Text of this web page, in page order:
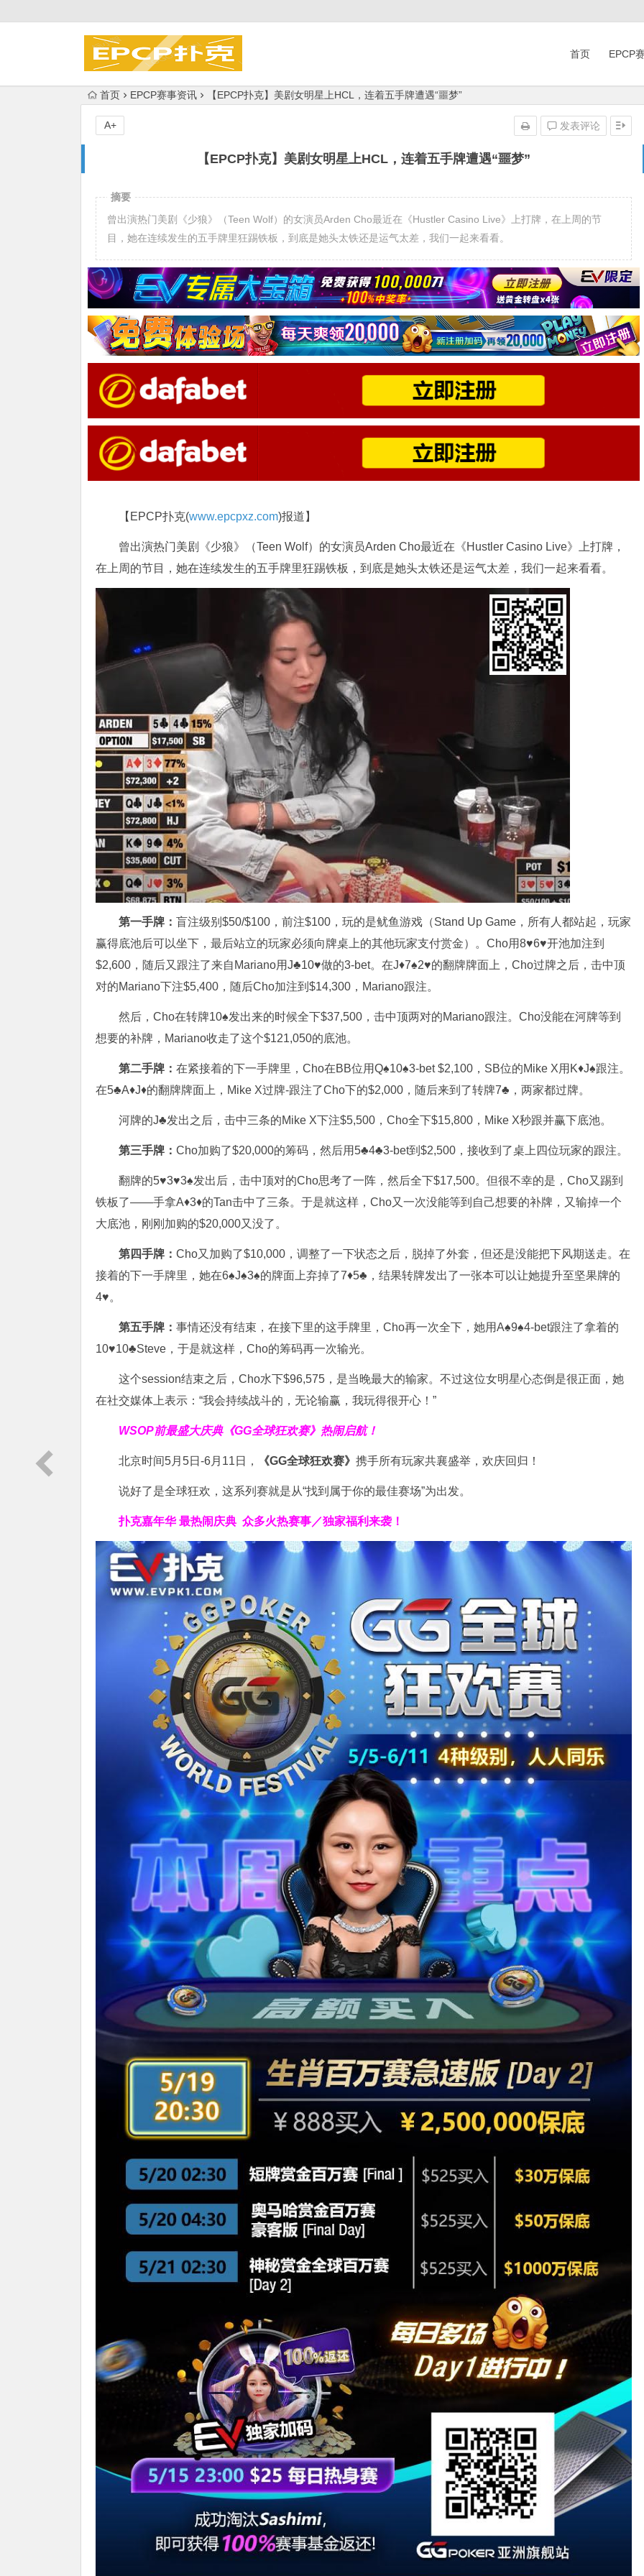
首页 EPCP
首页 EPCP赛事资讯 【EPCP扑克】美剧女明星上HCL，连着五手牌遭遇“噩梦”
【EPCP扑克】美剧女明星上HCL，连着五手牌遭遇“噩梦”
发表评论
A+
摘要
曾出演热门美剧《少狼》（Teen Wolf）的女演员Arden Cho最近在《Hustler Casino Live》上打牌，在上周的节
目，她在连续发生的五手牌里狂踢铁板，到底是她头太铁还是运气太差，我们一起来看看。
【EPCP扑克(www.epcpxz.com)报道】
曾出演热门美剧《少狼》（Teen Wolf）的女演员Arden Cho最近在《Hustler Casino Live》上打牌，
在上周的节目，她在连续发生的五手牌里狂踢铁板，到底是她头太铁还是运气太差，我们一起来看看。
第一手牌： 盲注级别$50/$100，前注$100，玩的是鱿鱼游戏（Stand Up Game，所有人都站起，玩家
赢得底池后可以坐下，最后站立的玩家必须向牌桌上的其他玩家支付赏金）。Cho用8♥6♥开池加注到
$2,600，随后又跟注了来自Mariano用J♣10♥做的3-bet。在J♦7♠2♥的翻牌牌面上，Cho过牌之后，击中顶
对的Mariano下注$5,400，随后Cho加注到$14,300，Mariano跟注。
然后，Cho在转牌10♠发出来的时候全下$37,500，击中顶两对的Mariano跟注。Cho没能在河牌等到
想要的补牌，Mariano收走了这个$121,050的底池。
第二手牌： 在紧接着的下一手牌里，Cho在BB位用Q♠10♠3-bet $2,100，SB位的Mike X用K♦J♠跟注。
在5♣A♦J♦的翻牌牌面上，Mike X过牌-跟注了Cho下的$2,000，随后来到了转牌7♣，两家都过牌。
河牌的J♣发出之后，击中三条的Mike X下注$5,500，Cho全下$15,800，Mike X秒跟并赢下底池。
第三手牌： Cho加购了$20,000的筹码，然后用5♣4♣3-bet到$2,500，接收到了桌上四位玩家的跟注。
翻牌的5♥3♥3♠发出后，击中顶对的Cho思考了一阵，然后全下$17,500。但很不幸的是，Cho又踢到
铁板了——手拿A♦3♦的Tan击中了三条。于是就这样，Cho又一次没能等到自己想要的补牌，又输掉一个
大底池，刚刚加购的$20,000又没了。
第四手牌： Cho又加购了$10,000，调整了一下状态之后，脱掉了外套，但还是没能把下风期送走。在
接着的下一手牌里，她在6♠J♠3♠的牌面上弃掉了7♦5♣，结果转牌发出了一张本可以让她提升至坚果牌的
4♥。
第五手牌： 事情还没有结束，在接下里的这手牌里，Cho再一次全下，她用A♠9♠4-bet跟注了拿着的
10♥10♣Steve，于是就这样，Cho的筹码再一次输光。
这个session结束之后，Cho水下$96,575，是当晚最大的输家。不过这位女明星心态倒是很正面，她
在社交媒体上表示：“我会持续战斗的，无论输赢，我玩得很开心！”
WSOP前最盛大庆典《GG全球狂欢赛》 热闹启航！
北京时间5月5日-6月11日， 《GG全球狂欢赛》 携手所有玩家共襄盛举，欢庆回归！
说好了是全球狂欢，这系列赛就是从“找到属于你的最佳赛场”为出发。
扑克嘉年华 最热闹庆典 众多火热赛事／独家福利来袭！